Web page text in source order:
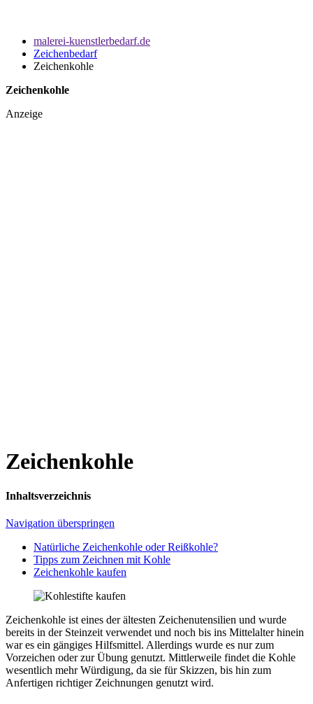
malerei-kuenstlerbedarf.de
Zeichenbedarf
Zeichenkohle
Zeichenkohle
Anzeige
Zeichenkohle
Inhaltsverzeichnis
Navigation überspringen
Natürliche Zeichenkohle oder Reißkohle?
Tipps zum Zeichnen mit Kohle
Zeichenkohle kaufen
Zeichenkohle ist eines der ältesten Zeichenutensilien und wurde
bereits in der Steinzeit verwendet und noch bis ins Mittelalter hinein
war es ein gängiges Hilfsmittel. Allerdings wurde es nur zum
Vorzeichen oder zur Übung genutzt. Mittlerweile findet die Kohle
wesentlich mehr Würdigung, da sie für Skizzen, bis hin zum
Anfertigen richtiger Zeichnungen genutzt wird.